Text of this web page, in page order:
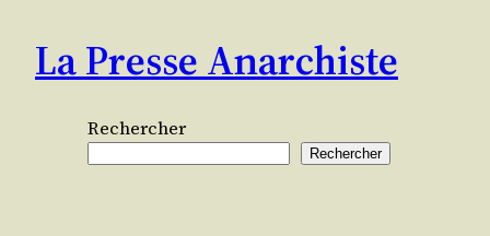
contenu
La Presse Anarchiste
Rechercher
Rechercher